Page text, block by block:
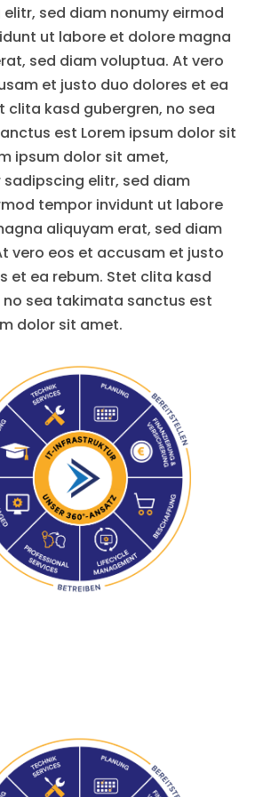
sed diam nonumy eirmod
ut labore et dolore magna
sed diam voluptua. At vero
et justo duo dolores et ea
clita kasd gubergren, no sea
est Lorem ipsum dolor sit
ipsum dolor sit amet,
elitr, sed diam
tempor invidunt ut labore
aliquyam erat, sed diam
vero eos et accusam et justo
et ea rebum. Stet clita kasd
no sea takimata sanctus est
dolor sit amet.